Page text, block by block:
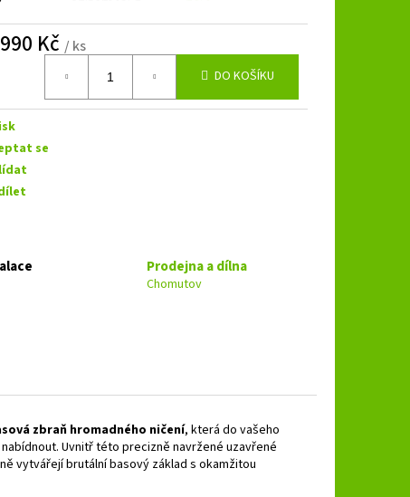
Kč / ks
DO KOŠÍKU
se
Prodejna a dílna
Chomutov
zbraň hromadného ničení, která do vašeho
Uvnitř této precizně navržené uzavřené
vytvářejí brutální basový základ s okamžitou